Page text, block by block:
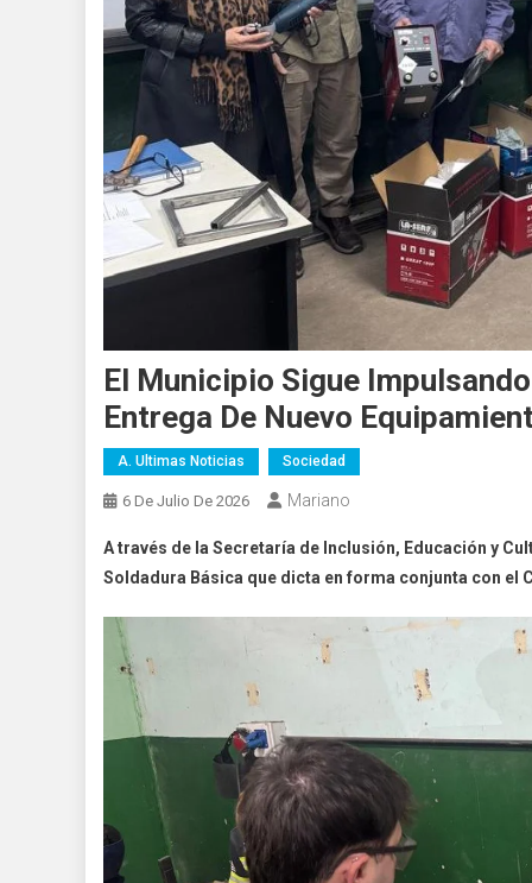
El Municipio Sigue
Entrega De Nuevo
A. Ultimas Noticias Sociedad
6 De Julio De 2026 Mariano
A través de la Secretaría de Inclusión, Educación y
Soldadura Básica que dicta en forma conjunta con el